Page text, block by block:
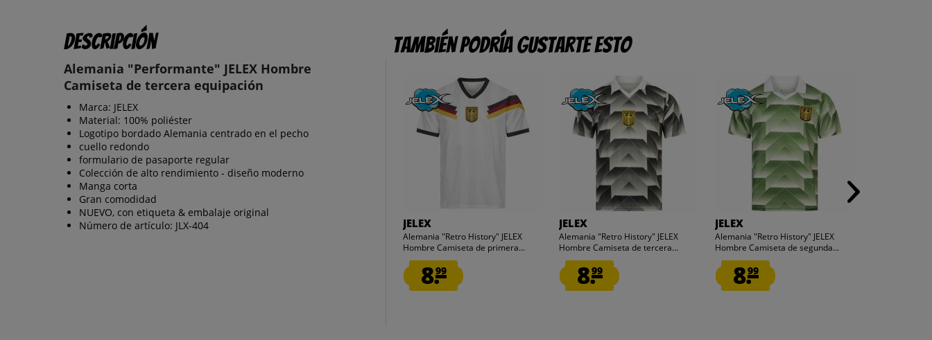
Descripción
Alemania "Performante" JELEX Hombre
Camiseta de tercera equipación
Marca: JELEX
Material: 100% poliéster
Logotipo bordado Alemania centrado en el pecho
cuello redondo
formulario de pasaporte regular
Colección de alto rendimiento - diseño moderno
Manga corta
Gran comodidad
NUEVO, con etiqueta & embalaje original
Número de artículo: JLX-404
También podría gustarte esto
JELEX
Alemania "Retro History" JELEX
Hombre Camiseta de primera...
8.99
JELEX
Alemania "Retro History" JELEX
Hombre Camiseta de tercera...
8.99
JELEX
Alemania "Retro History" JELEX
Hombre Camiseta de segunda...
8.99